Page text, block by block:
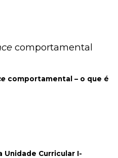
comportamental
comportamental – o que é
Unidade Curricular I-